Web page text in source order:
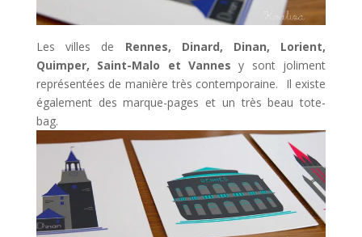
Les villes de Rennes, Dinard, Dinan, Lorient,
Quimper, Saint-Malo et Vannes y sont joliment
représentées de manière très contemporaine. Il existe
également des marque-pages et un très beau tote-
bag.